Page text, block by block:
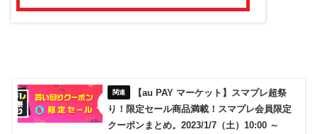
【au PAY マーケット】スマプレ超祭
り！限定セール商品満載！スマプレ会員限定
クーポンまとめ。2023/1/7（土）10:00 ～